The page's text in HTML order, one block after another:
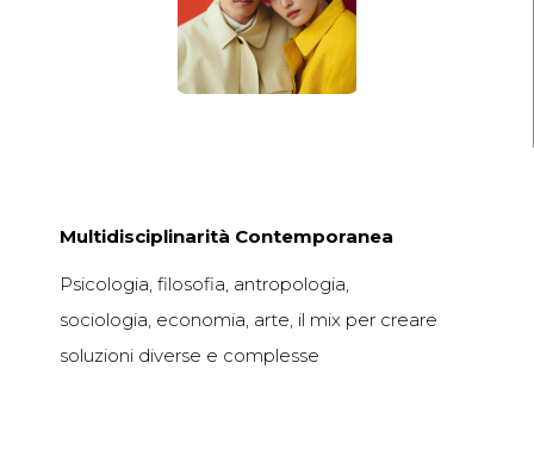
Multidisciplinarità Contemporanea
Psicologia, filosofia, antropologia,
sociologia, economia, arte, il mix per creare
soluzioni diverse e complesse